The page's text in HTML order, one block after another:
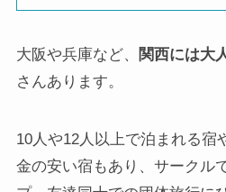
大阪や兵庫など、 関西には大
さんあります。
10人や12人以上で泊まれる宿
金の安い宿もあり、サークル